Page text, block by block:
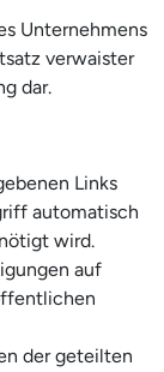
Unternehmens
verwaister
dar.
Links
automatisch
wird.
auf
der geteilten